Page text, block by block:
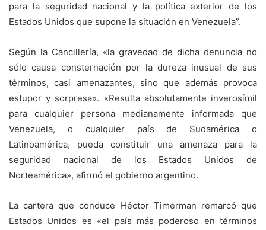
para la seguridad nacional y la política exterior de los
Estados Unidos que supone la situación en Venezuela”.
Según la Cancillería, «la gravedad de dicha denuncia no
sólo causa consternación por la dureza inusual de sus
términos, casi amenazantes, sino que además provoca
estupor y sorpresa». «Resulta absolutamente inverosímil
para cualquier persona medianamente informada que
Venezuela, o cualquier país de Sudamérica o
Latinoamérica, pueda constituir una amenaza para la
seguridad nacional de los Estados Unidos de
Norteamérica», afirmó el gobierno argentino.
La cartera que conduce Héctor Timerman remarcó que
Estados Unidos es «el país más poderoso en términos